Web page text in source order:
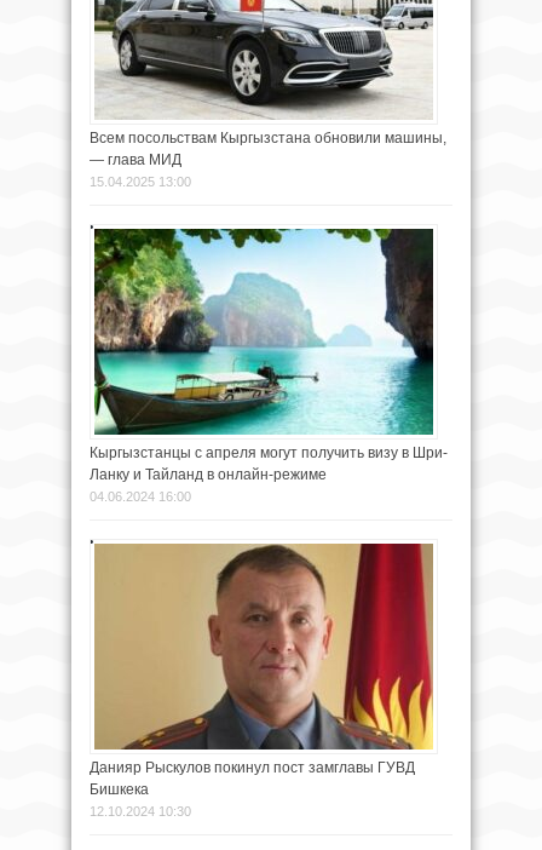
Всем посольствам Кыргызстана обновили машины,
— глава МИД
15.04.2025 13:00
Кыргызстанцы с апреля могут получить визу в Шри-
Ланку и Тайланд в онлайн-режиме
04.06.2024 16:00
Данияр Рыскулов покинул пост замглавы ГУВД
Бишкека
12.10.2024 10:30